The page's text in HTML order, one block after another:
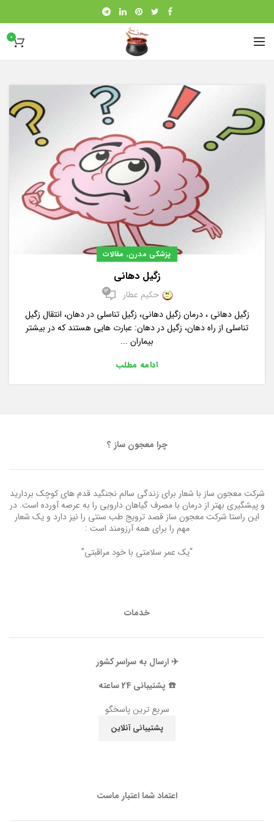
0
پزشکی مدرن, مقالات
زگیل دهانی
حکیم عطار 13
زگیل دهانی ، درمان زگیل دهانی، زگیل تناسلی در دهان، انتقال زگیل
تناسلی از راه دهان، زگیل در دهان: عبارت هایی هستند که در بیشتر
بیماران ...
ادامه مطلب
چرا معجون ساز ؟
شرکت معجون ساز با شعار برای زندگی سالم نجنگید قدم های کوچک بردارید
و پیشگیری بهتر از درمان با مصرف گیاهان دارویی را به عرصه آورده است. در
این راستا شرکت معجون ساز قصد ترویج طب سنتی را نیز دارد و یک شعار
مهم را برای همه آرزومند است :
“یک عمر سلامتی با خود مراقبتی”
خدمات
✈️ ارسال به سراسر کشور
☎️ پشتیبانی 24 ساعته
سریع ترین پاسخگو
پشتیبانی آنلاین
اعتماد شما اعتبار ماست